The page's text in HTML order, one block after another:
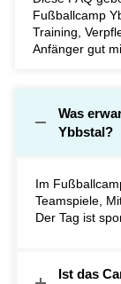
Fußballcamp
Training,
Anfänger gut
Was
Ybbstal?
Im
Teamspiele,
Der Tag ist
Ist das